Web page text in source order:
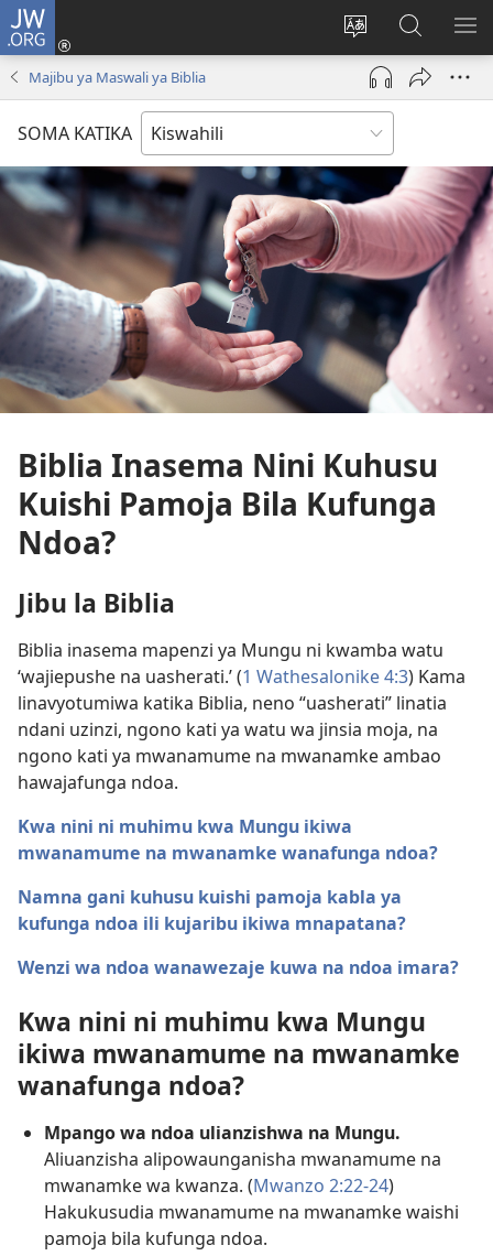
JW.ORG
Badili
lugha
ya
tovuti
Ingia
(opens
window)
Tafuta
Katika
JW.ORG
Majibu ya Maswali ya Biblia
SOMA KATIKA
Biblia Inasema Nini Kuhusu
Kuishi Pamoja Bila Kufunga
Ndoa?
Jibu la Biblia
Biblia inasema mapenzi ya Mungu ni kwamba watu
‘wajiepushe na uasherati.’ (1 Wathesalonike 4:3) Kama
linavyotumiwa katika Biblia, neno “uasherati” linatia
ndani uzinzi, ngono kati ya watu wa jinsia moja, na
ngono kati ya mwanamume na mwanamke ambao
hawajafunga ndoa.
Kwa nini ni muhimu kwa Mungu ikiwa
mwanamume na mwanamke wanafunga ndoa?
Namna gani kuhusu kuishi pamoja kabla ya
kufunga ndoa ili kujaribu ikiwa mnapatana?
Wenzi wa ndoa wanawezaje kuwa na ndoa imara?
Kwa nini ni muhimu kwa Mungu
ikiwa mwanamume na mwanamke
wanafunga ndoa?
Mpango wa ndoa ulianzishwa na Mungu.
Aliuanzisha alipowaunganisha mwanamume na
mwanamke wa kwanza. (Mwanzo 2:22-24)
Hakukusudia mwanamume na mwanamke waishi
pamoja bila kufunga ndoa.